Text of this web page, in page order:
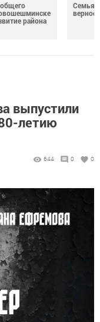
района
Семья
выпустили
летию
644 0 0